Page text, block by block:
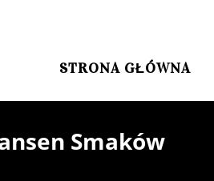
STRONA GŁÓWNA
Smaków